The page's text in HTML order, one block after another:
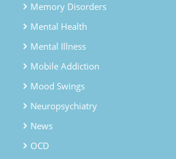
Memory Disorders
Mental Health
Mental Illness
Mobile Addiction
Mood Swings
Neuropsychiatry
News
OCD